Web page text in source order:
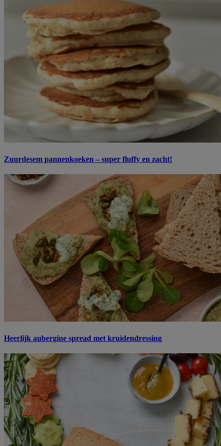
Zuurdesem pannenkoeken – super fluffy en zacht!
Heerlijk aubergine spread met kruidendressing